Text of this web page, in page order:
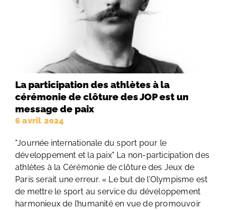
La participation des athlètes à la
cérémonie de clôture des JOP est un
message de paix
6 avril 2024
"Journée internationale du sport pour le
développement et la paix" La non-participation des
athlètes à la Cérémonie de clôture des Jeux de
Paris serait une erreur. « Le but de l’Olympisme est
de mettre le sport au service du développement
harmonieux de l’humanité en vue de promouvoir